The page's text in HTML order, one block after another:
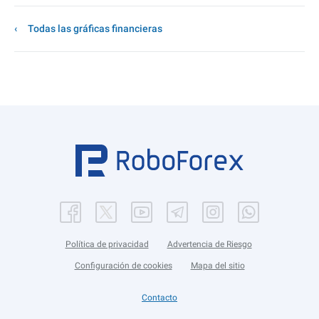
Todas las gráficas financieras
Política de privacidad Advertencia de Riesgo
Configuración de cookies Mapa del sitio
Contacto